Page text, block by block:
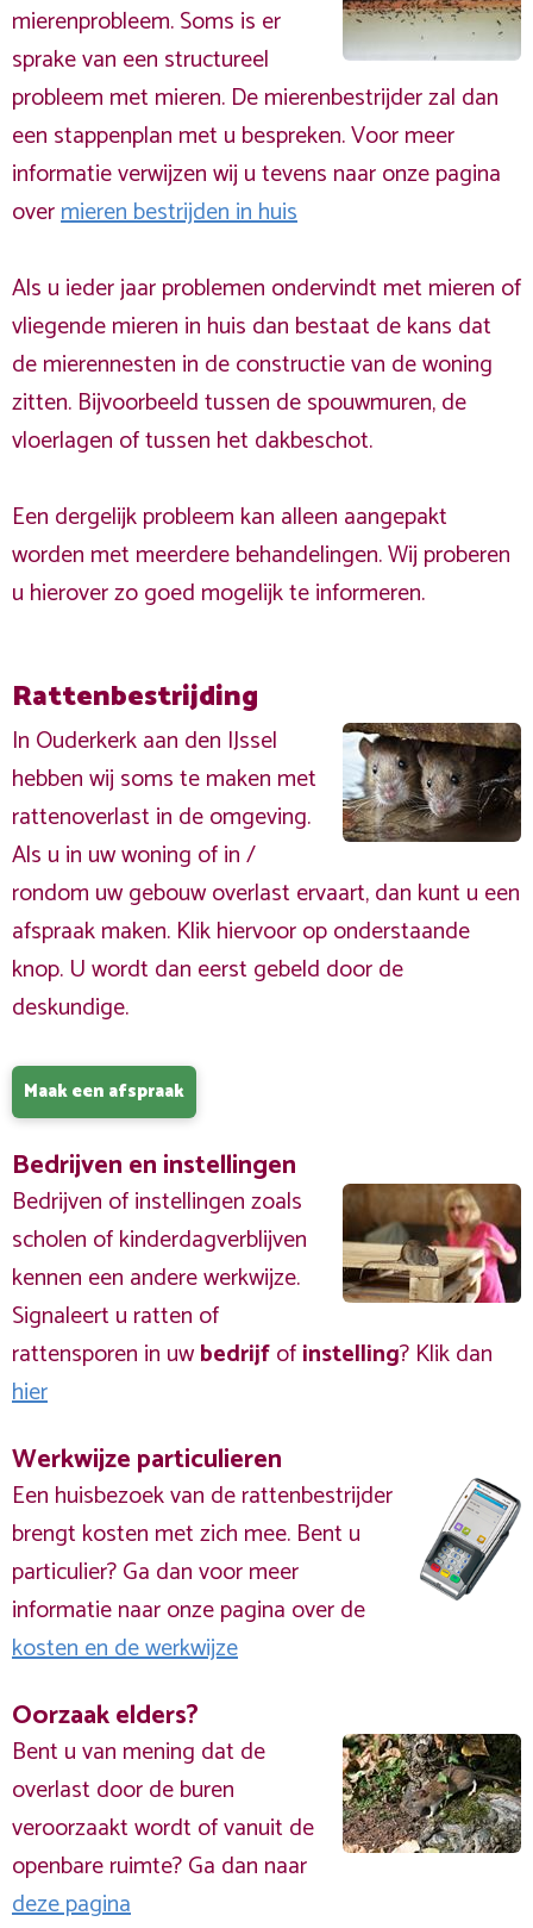
mierenprobleem. Soms is er
sprake van een structureel
probleem met mieren. De mierenbestrijder zal dan
een stappenplan met u bespreken. Voor meer
informatie verwijzen wij u tevens naar onze pagina
overmieren bestrijden in huis
Als u ieder jaar problemen ondervindt met mieren of
vliegende mieren in huis dan bestaat de kans dat
de mierennesten in de constructie van de woning
zitten. Bijvoorbeeld tussen de spouwmuren, de
vloerlagen of tussen het dakbeschot.
Een dergelijk probleem kan alleen aangepakt
worden met meerdere behandelingen. Wij proberen
u hierover zo goed mogelijk te informeren.
Rattenbestrijding
In Ouderkerk aan den IJssel
hebben wij soms te maken met
rattenoverlast in de omgeving.
Als u in uw woning of in /
rondom uw gebouw overlast ervaart, dan kunt u een
afspraak maken. Klik hiervoor op onderstaande
knop. U wordt dan eerst gebeld door de
deskundige.
Maak een afspraak
Bedrijven en instellingen
Bedrijven of instellingen zoals
scholen of kinderdagverblijven
kennen een andere werkwijze.
Signaleert u ratten of
rattensporen in uwbedrijfofinstelling? Klik dan
hier
Werkwijze particulieren
Een huisbezoek van de rattenbestrijder
brengt kosten met zich mee. Bent u
particulier? Ga dan voor meer
informatie naar onze pagina over de
kosten en de werkwijze
Oorzaak elders?
Bent u van mening dat de
overlast door de buren
veroorzaakt wordt of vanuit de
openbare ruimte? Ga dan naar
deze pagina